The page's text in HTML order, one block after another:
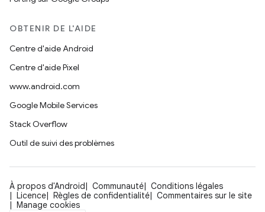
OBTENIR DE L'AIDE
Centre d'aide Android
Centre d'aide Pixel
www.android.com
Google Mobile Services
Stack Overflow
Outil de suivi des problèmes
À propos d'Android Communauté
Conditions légales
Licence
Règles de confidentialité
Commentaires sur le site
Manage cookies